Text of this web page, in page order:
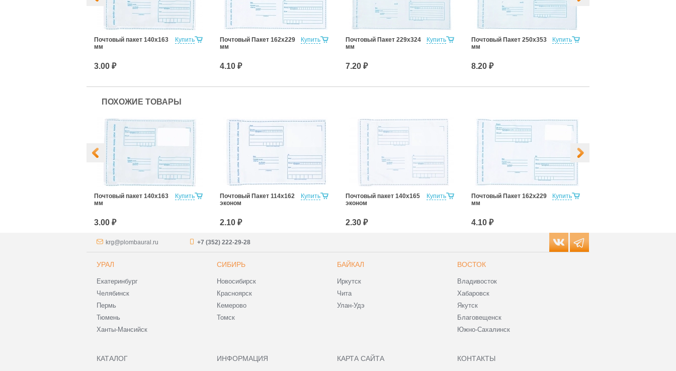
Купить
Почтовый пакет 140х163
мм
3.00 ₽
Купить
Почтовый Пакет 162х229
мм
4.10 ₽
Купить
Почтовый Пакет 229х324
мм
7.20 ₽
Купить
Почтовый Пакет 250х353
мм
8.20 ₽
ПОХОЖИЕ ТОВАРЫ
Купить
Почтовый пакет 140х163
мм
3.00 ₽
Купить
Почтовый Пакет 114х162
эконом
2.10 ₽
Купить
Почтовый пакет 140х165
эконом
2.30 ₽
Купить
Почтовый Пакет 162х229
мм
4.10 ₽
krg@plombaural.ru +7 (352) 222-29-28
УРАЛ
Екатеринбург
Челябинск
Пермь
Тюмень
Ханты-Мансийск
СИБИРЬ
Новосибирск
Красноярск
Кемерово
Томск
БАЙКАЛ
Иркутск
Чита
Улан-Удэ
ВОСТОК
Владивосток
Хабаровск
Якутск
Благовещенск
Южно-Сахалинск
КАТАЛОГ ИНФОРМАЦИЯ КАРТА САЙТА КОНТАКТЫ